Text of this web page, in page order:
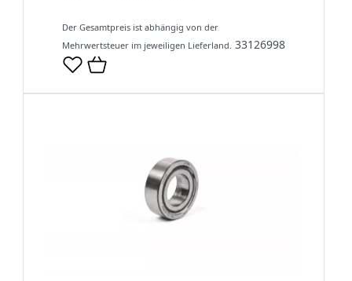
Der Gesamtpreis ist abhängig von der
Mehrwertsteuer im jeweiligen Lieferland. 33126998